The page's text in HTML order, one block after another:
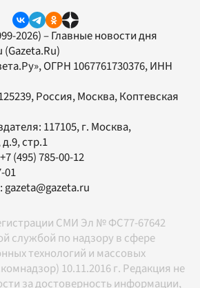
2026) – Главные новости дня
(Gazeta.Ru)
, ОГРН 1067761730376, ИНН
Россия, Москва, Коптевская
117105, г. Москва,
стр.1
+7 (495) 785-00-12
01
gazeta@gazeta.ru
СМИ Эл № ФС77-67642
службой по надзору в сфере
технологий и массовых
10.11.2016 г. Редакция не
за достоверность информации,